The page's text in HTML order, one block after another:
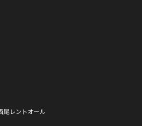
レントオール